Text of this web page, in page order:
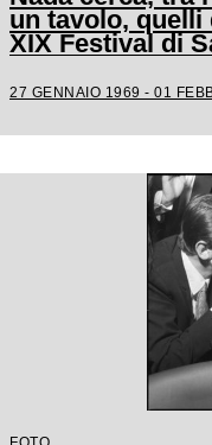
un tavolo, quelli
XIX Festival di
27 GENNAIO 1969 - 01
FOTO